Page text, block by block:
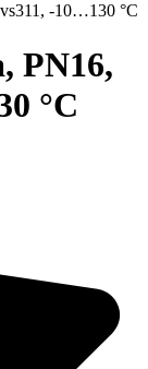
-10…130 °С
PN16,
°С